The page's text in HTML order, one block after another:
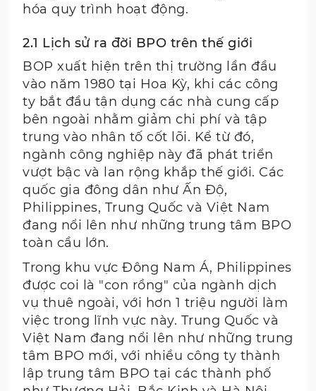
hóa quy trình hoạt động.
2.1 Lịch sử ra đời BPO trên thế giới
BOP xuất hiện trên thị trường lần đầu
vào năm 1980 tại Hoa Kỳ, khi các công
ty bắt đầu tận dụng các nhà cung cấp
bên ngoài nhằm giảm chi phí và tập
trung vào nhân tố cốt lõi. Kể từ đó,
ngành công nghiệp này đã phát triển
vượt bậc và lan rộng khắp thế giới. Các
quốc gia đông dân như Ấn Độ,
Philippines, Trung Quốc và Việt Nam
đang nổi lên như những trung tâm BPO
toàn cầu lớn.
Trong khu vực Đông Nam Á, Philippines
được coi là "con rồng" của ngành dịch
vụ thuê ngoài, với hơn 1 triệu người làm
việc trong lĩnh vực này. Trung Quốc và
Việt Nam đang nổi lên như những trung
tâm BPO mới, với nhiều công ty thành
lập trung tâm BPO tại các thành phố